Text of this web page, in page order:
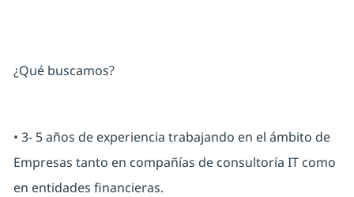
¿Qué buscamos?
• 3- 5 años de experiencia trabajando en el ámbito de
Empresas tanto en compañías de consultoría IT como
en entidades financieras.